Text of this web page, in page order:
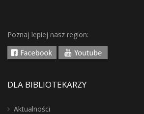
Poznaj lepiej nasz region:
DLA BIBLIOTEKARZY
Aktualności